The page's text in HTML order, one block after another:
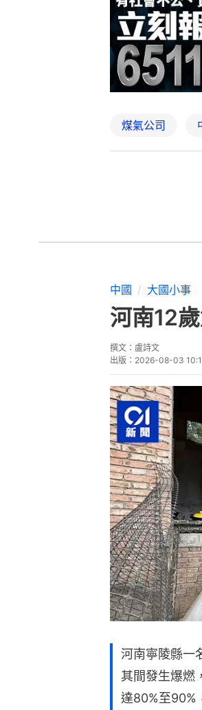
煤氣公司
中國 大國小事
河南12
撰文： 盧詩文
出版： 2026-08-03
河南寧陵縣一
其間發生爆燃
達80%至90%